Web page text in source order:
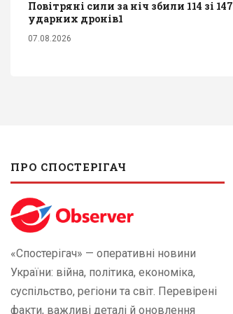
Повітряні сили за ніч збили 114 зі 147
ударних дронів1
07.08.2026
ПРО СПОСТЕРІГАЧ
«Спостерігач» — оперативні новини
України: війна, політика, економіка,
суспільство, регіони та світ. Перевірені
факти, важливі деталі й оновлення